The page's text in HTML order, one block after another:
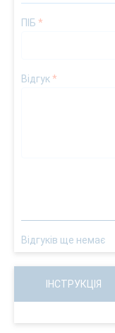
ПІБ *
Відгук*
Відгуків ще немає
ІНСТРУКЦІЯ